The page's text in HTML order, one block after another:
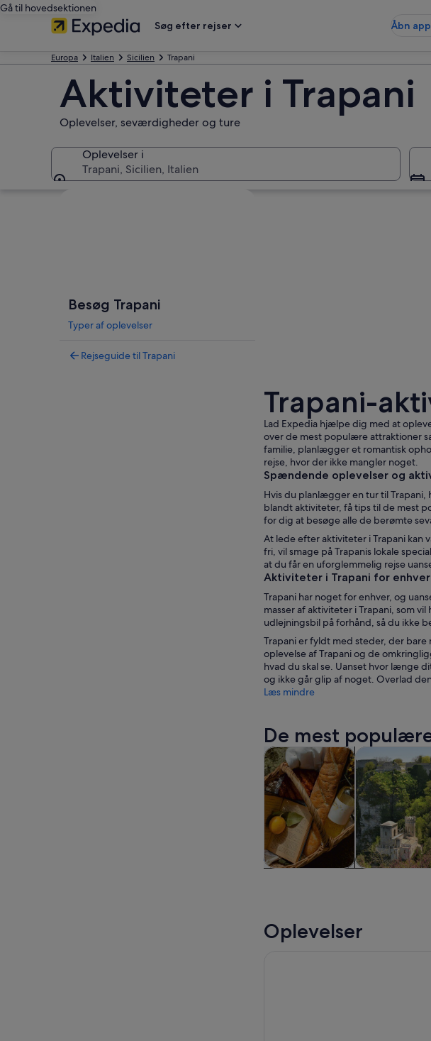
Gå til hovedsektionen
Søg efter rejser
Åbn
Europa Italien Sicilien Trapani
Aktiviteter i Trapani
Oplevelser, seværdigheder og ture
Oplevelser i
Trapani, Sicilien, Italien
Besøg Trapani
Typer af oplevelser
Rejseguide til Trapani
Trapani-
Lad Expedia hjælpe dig med at
over de mest populære attraktioner
familie, planlægger et romantisk
rejse, hvor der ikke mangler noget.
Spændende oplevelser og
Hvis du planlægger en tur til Trapani,
blandt aktiviteter, få tips til de mest
for dig at besøge alle de berømte
At lede efter aktiviteter i Trapani
fri, vil smage på Trapanis lokale
at du får en uforglemmelig rejse
Aktiviteter i Trapani for enhver
Trapani har noget for enhver, og
masser af aktiviteter i Trapani, som
udlejningsbil på forhånd, så du ikke
Trapani er fyldt med steder, der bare
oplevelse af Trapani og de
hvad du skal se. Uanset hvor længe
og ikke går glip af noget. Overlad
Læs mindre
De mest
Dagsture og udflugter Åbner i
Historie og
Oplevelser